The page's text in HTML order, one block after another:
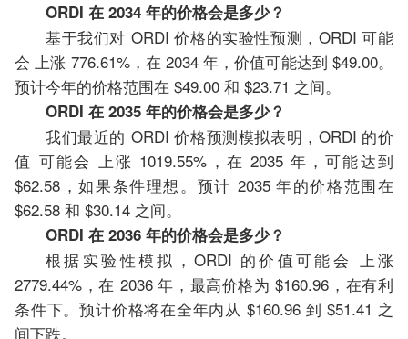
ORDI 在 2034 年的价格会是多少？
基于我们对 ORDI 价格的实验性预测，ORDI 可能
会 上涨 776.61%，在 2034 年，价值可能达到 $49.00。
预计今年的价格范围在 $49.00 和 $23.71 之间。
ORDI 在 2035 年的价格会是多少？
我们最近的 ORDI 价格预测模拟表明，ORDI 的价
值 可能会 上涨 1019.55%，在 2035 年，可能达到
$62.58，如果条件理想。预计 2035 年的价格范围在
$62.58 和 $30.14 之间。
ORDI 在 2036 年的价格会是多少？
根据实验性模拟，ORDI 的价值可能会 上涨
2779.44%，在 2036 年，最高价格为 $160.96，在有利
条件下。预计价格将在全年内从 $160.96 到 $51.41 之
间下跌。